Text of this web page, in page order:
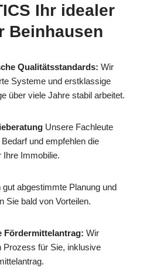
Ihr idealer
Beinhausen
Qualitätsstandards: Wir
Systeme und erstklassige
über viele Jahre stabil arbeitet.
Unsere Fachleute
und empfehlen die
Ihre Immobilie.
gut abgestimmte Planung und
Sie bald von Vorteilen.
Fördermittelantrag: Wir
Prozess für Sie, inklusive